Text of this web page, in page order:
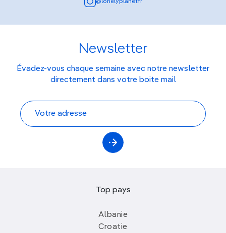
@lonelyplanetfr
Newsletter
Évadez-vous chaque semaine avec notre newsletter
directement dans votre boite mail
Top pays
Albanie
Croatie